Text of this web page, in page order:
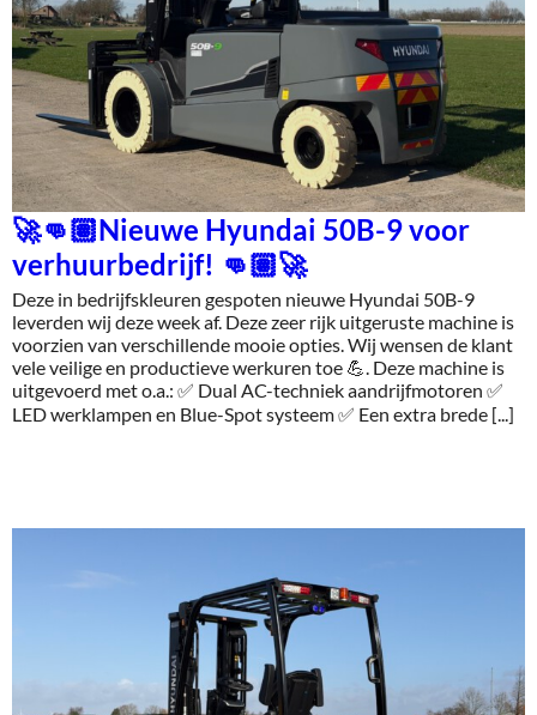
🚀👊🏽Nieuwe Hyundai 50B-9 voor
verhuurbedrijf! 👊🏽🚀
Deze in bedrijfskleuren gespoten nieuwe Hyundai 50B-9
leverden wij deze week af. Deze zeer rijk uitgeruste machine is
voorzien van verschillende mooie opties. Wij wensen de klant
vele veilige en productieve werkuren toe 💪. Deze machine is
uitgevoerd met o.a.: ✅ Dual AC-techniek aandrijfmotoren ✅
LED werklampen en Blue-Spot systeem ✅ Een extra brede [...]